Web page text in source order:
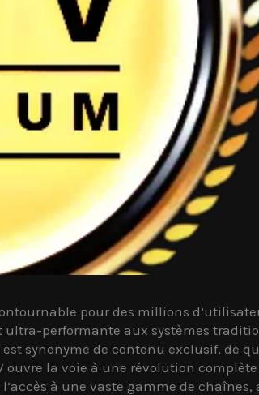
pour des millions
ultra-performante aux systèmes
synonyme de contenu exclusif, de
la voie à une révolution
à une vaste gamme de chaînes,